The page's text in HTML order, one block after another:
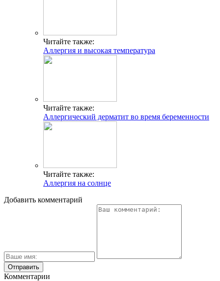
Читайте также:
Аллергия и высокая температура
Читайте также:
Аллергический дерматит во время беременности
Читайте также:
Аллергия на солнце
Добавить комментарий
Комментарии